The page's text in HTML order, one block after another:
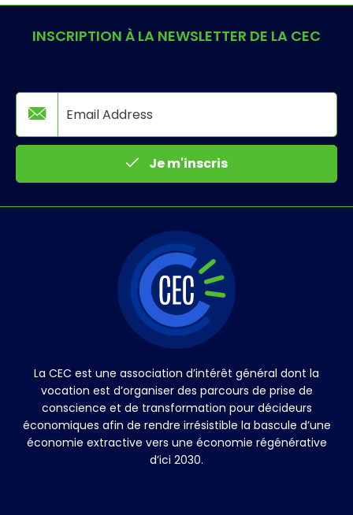
INSCRIPTION À LA NEWSLETTER DE LA CEC
Je m'inscris
La CEC est une association d’intérêt général dont la
vocation est d’organiser des parcours de prise de
conscience et de transformation pour décideurs
économiques afin de rendre irrésistible la bascule d’une
économie extractive vers une économie régénérative
d’ici 2030.